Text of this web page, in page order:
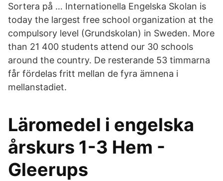
Sortera på … Internationella Engelska Skolan is
today the largest free school organization at the
compulsory level (Grundskolan) in Sweden. More
than 21 400 students attend our 30 schools
around the country. De resterande 53 timmarna
får fördelas fritt mellan de fyra ämnena i
mellanstadiet.
Läromedel i engelska
årskurs 1-3 Hem -
Gleerups